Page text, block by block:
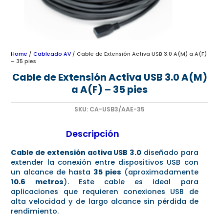
Home /Cableado AV / Cable de Extensión Activa USB 3.0 A(M) a A(F)
– 35 pies
Cable de Extensión Activa USB 3.0 A(M)
a A(F) – 35 pies
SKU: CA-USB3/AAE-35
Descripción
Cable de extensión activa USB 3.0 diseñado para
extender la conexión entre dispositivos USB con
un alcance de hasta 35 pies (aproximadamente
10.6 metros). Este cable es ideal para
aplicaciones que requieren conexiones USB de
alta velocidad y de largo alcance sin pérdida de
rendimiento.